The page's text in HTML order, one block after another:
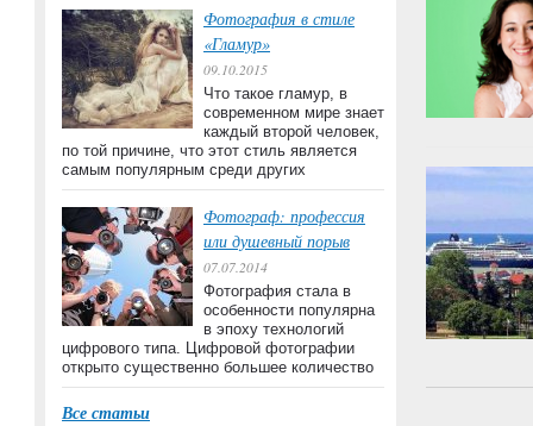
Фотография в стиле
«Гламур»
09.10.2015
Что такое гламур, в
современном мире знает
каждый второй человек,
по той причине, что этот стиль является
самым популярным среди других
Фотограф: профессия
или душевный порыв
07.07.2014
Фотография стала в
особенности популярна
в эпоху технологий
цифрового типа. Цифровой фотографии
открыто существенно большее количество
Все статьи